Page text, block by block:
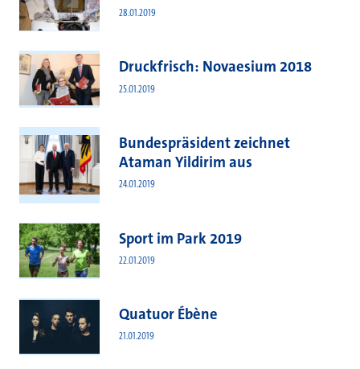
28.01.2019
Druckfrisch: Novaesium 2018
25.01.2019
Bundespräsident zeichnet
Ataman Yildirim aus
24.01.2019
Sport im Park 2019
22.01.2019
Quatuor Ébène
21.01.2019